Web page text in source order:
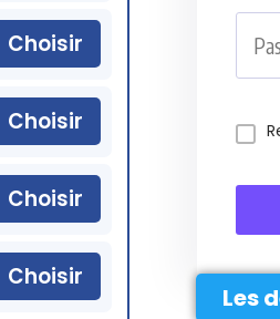
Choisir
Choisir
Choisir
Choisir
Les